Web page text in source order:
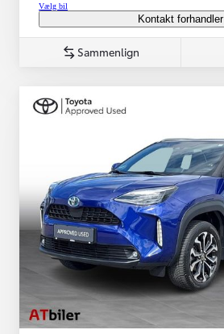
Vælg bil
Kontakt forhandler
Sammenlign